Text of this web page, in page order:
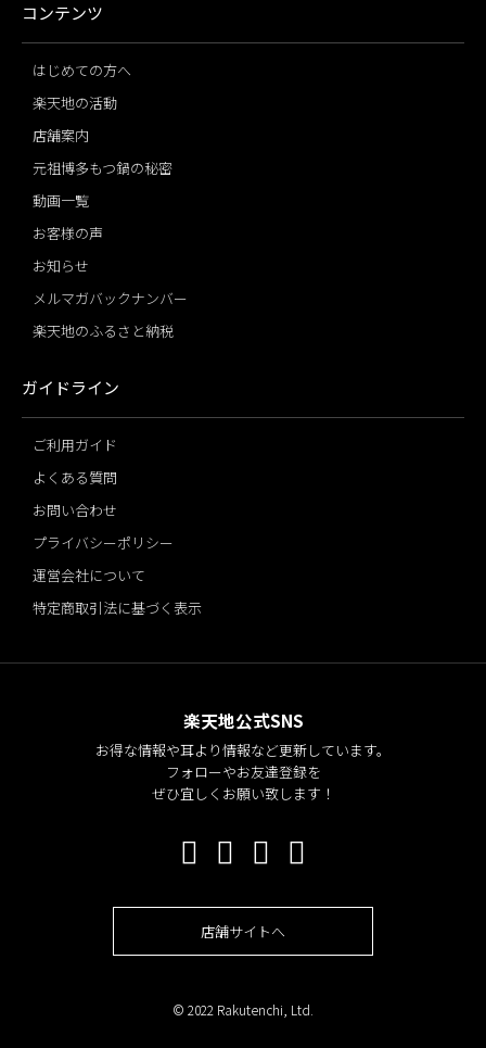
コンテンツ
はじめての方へ
楽天地の活動
店舗案内
元祖博多もつ鍋の秘密
動画一覧
お客様の声
お知らせ
メルマガバックナンバー
楽天地のふるさと納税
ガイドライン
ご利用ガイド
よくある質問
お問い合わせ
プライバシーポリシー
運営会社について
特定商取引法に基づく表示
楽天地公式SNS
お得な情報や耳より情報など更新しています。
フォローやお友達登録を
ぜひ宜しくお願い致します！
店舗サイトへ
© 2022 Rakutenchi, Ltd.